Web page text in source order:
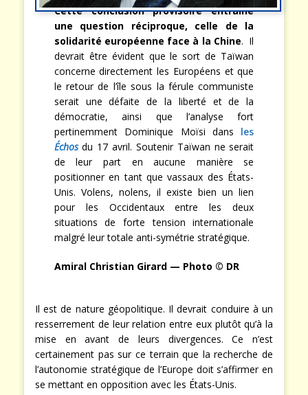
Cette conclusion provisoire entraîne
une question réciproque, celle de la
solidarité européenne face à la Chine. Il
devrait être évident que le sort de Taïwan
concerne directement les Européens et que
le retour de l’île sous la férule communiste
serait une défaite de la liberté et de la
démocratie, ainsi que l’analyse fort
pertinemment Dominique Moïsi dans les
Échosdu 17 avril. Soutenir Taïwan ne serait
de leur part en aucune manière se
positionner en tant que vassaux des États-
Unis. Volens, nolens, il existe bien un lien
pour les Occidentaux entre les deux
situations de forte tension internationale
malgré leur totale anti-symétrie stratégique.
Amiral Christian Girard — Photo © DR
Il est de nature géopolitique. Il devrait conduire à un
resserrement de leur relation entre eux plutôt qu’à la
mise en avant de leurs divergences. Ce n’est
certainement pas sur ce terrain que la recherche de
l’autonomie stratégique de l’Europe doit s’affirmer en
se mettant en opposition avec les États-Unis.